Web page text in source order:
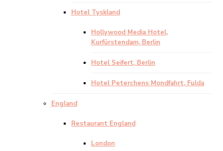
Hotel Tyskland
Hollywood Media Hotel,
Kurfürstendam, Berlin
Hotel Seifert, Berlin
Hotel Peterchens Mondfahrt, Fulda
England
Restaurant England
London